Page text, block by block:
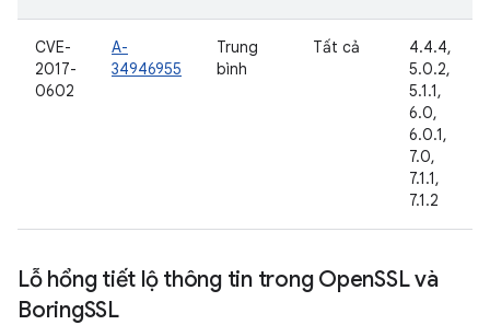
CVE-
2017-
0602
A-
34946955
Trung
bình
Tất cả
4.4.4,
5.0.2,
5.1.1,
6.0,
6.0.1,
7.0,
7.1.1,
7.1.2
Lỗ hổng tiết lộ thông tin trong OpenSSL và
BoringSSL